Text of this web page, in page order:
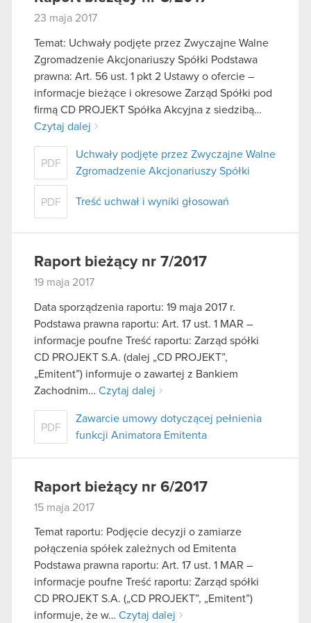
korzystanie z naszej witryny, zgadasz się na
używanie plików cookie.
23 maja 2017
Temat: Uchwały podjęte przez Zwyczajne Walne
Zgromadzenie Akcjonariuszy Spółki Podstawa
prawna: Art. 56 ust. 1 pkt 2 Ustawy o ofercie –
informacje bieżące i okresowe Zarząd Spółki pod
firmą CD PROJEKT Spółka Akcyjna z siedzibą…
Czytaj dalej
PDF
Uchwały podjęte przez Zwyczajne Walne
Zgromadzenie Akcjonariuszy Spółki
PDF Treść uchwał i wyniki głosowań
Raport bieżący nr 7/2017
19 maja 2017
Data sporządzenia raportu: 19 maja 2017 r.
Podstawa prawna raportu: Art. 17 ust. 1 MAR –
informacje poufne Treść raportu: Zarząd spółki
CD PROJEKT S.A. (dalej „CD PROJEKT”,
„Emitent”) informuje o zawartej z Bankiem
Zachodnim… Czytaj dalej
PDF
Zawarcie umowy dotyczącej pełnienia
funkcji Animatora Emitenta
Raport bieżący nr 6/2017
15 maja 2017
Temat raportu: Podjęcie decyzji o zamiarze
połączenia spółek zależnych od Emitenta
Podstawa prawna raportu: Art. 17 ust. 1 MAR –
informacje poufne Treść raportu: Zarząd spółki
CD PROJEKT S.A. („CD PROJEKT”, „Emitent”)
informuje, że w… Czytaj dalej